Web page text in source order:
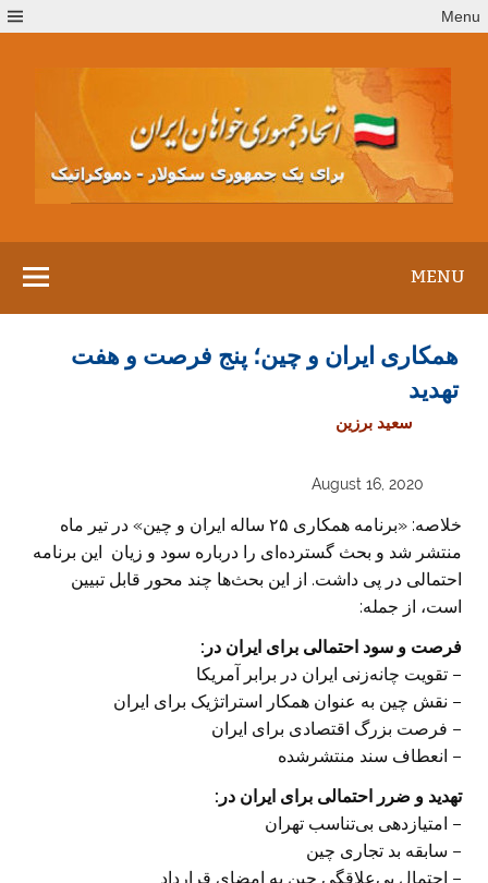
to
Menu
MENU
همکاری ایران و چین؛ پنج فرصت و هفت
تهدید‏
سعید برزین
August 16, 2020
خلاصه: «برنامه همکاری ۲۵ ساله ایران و چین» در تیر ماه
منتشر شد و بحث‌ گسترده‌ای را درباره سود و زیان ‏ این برنامه
احتمالی در پی داشت. از این بحث‌ها چند محور قابل تبیین
است، از جمله:‏
فرصت و سود احتمالی برای ایران در:‏
‏– تقویت چانه‌زنی ایران در برابر آمریکا
‏– نقش چین به عنوان همکار استراتژیک برای ایران
‏– فرصت بزرگ اقتصادی برای ایران
‏– انعطاف سند منتشرشده
تهدید و ضرر احتمالی برای ایران در:‏
‏– امتیازدهی بی‌تناسب تهران ‏
‏– سابقه بد تجاری چین ‏
‏– احتمال بی‌علاقگی چین به امضای قرارداد ‏